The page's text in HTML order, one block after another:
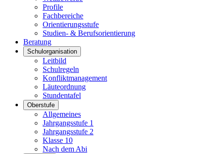
Profile
Fachbereiche
Orientierungsstufe
Studien- & Berufsorientierung
Beratung
Schulorganisation
Leitbild
Schulregeln
Konfliktmanagement
Läuteordnung
Stundentafel
Oberstufe
Allgemeines
Jahrgangsstufe 1
Jahrgangsstufe 2
Klasse 10
Nach dem Abi